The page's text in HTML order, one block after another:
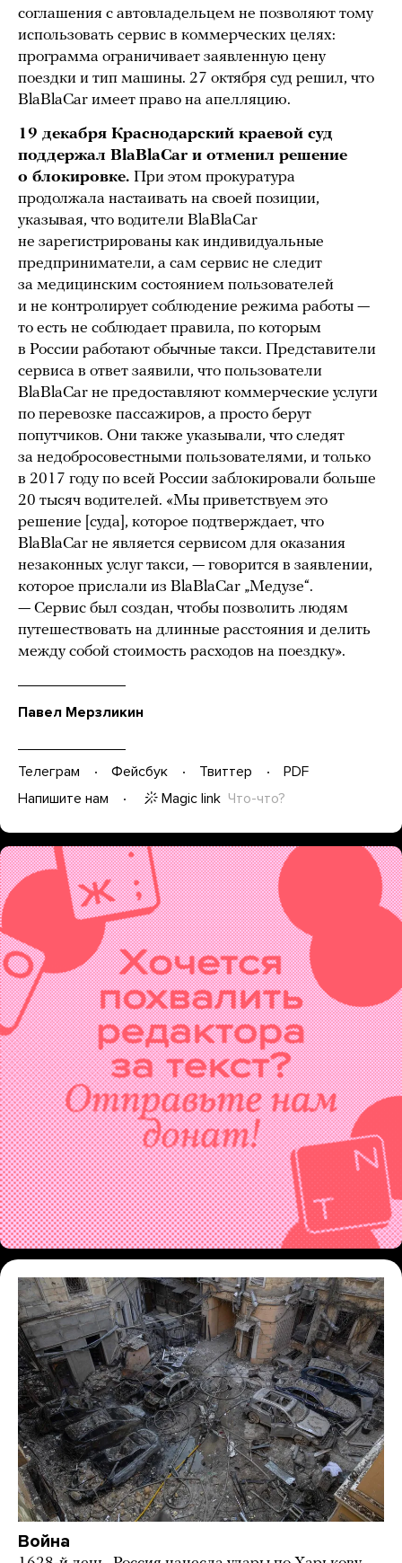
соглашения с автовладельцем не позволяют тому
использовать сервис в коммерческих целях:
программа ограничивает заявленную цену
поездки и тип машины. 27 октября суд решил, что
BlaBlaCar имеет право на апелляцию.
19 декабря Краснодарский краевой суд
поддержал BlaBlaCar и отменил решение
о блокировке. При этом прокуратура
продолжала настаивать на своей позиции,
указывая, что водители BlaBlaCar
не зарегистрированы как индивидуальные
предприниматели, а сам сервис не следит
за медицинским состоянием пользователей
и не контролирует соблюдение режима работы —
то есть не соблюдает правила, по которым
в России работают обычные такси. Представители
сервиса в ответ заявили, что пользователи
BlaBlaCar не предоставляют коммерческие услуги
по перевозке пассажиров, а просто берут
попутчиков. Они также указывали, что следят
за недобросовестными пользователями, и только
в 2017 году по всей России заблокировали больше
20 тысяч водителей. «Мы приветствуем это
решение [суда], которое подтверждает, что
BlaBlaCar не является сервисом для оказания
незаконных услуг такси, — говорится в заявлении,
которое прислали из BlaBlaCar „Медузе“.
— Сервис был создан, чтобы позволить людям
путешествовать на длинные расстояния и делить
между собой стоимость расходов на поездку».
Павел Мерзликин
Телеграм Фейсбук Твиттер
PDF
Напишите нам
Magic link Что-что?
Война